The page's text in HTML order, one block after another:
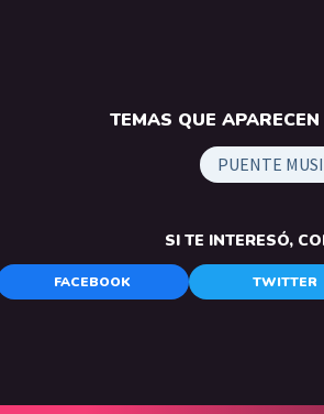
TEMAS QUE
PUENTE
SI TE INTERESÓ,
FACEBOOK TWITTER